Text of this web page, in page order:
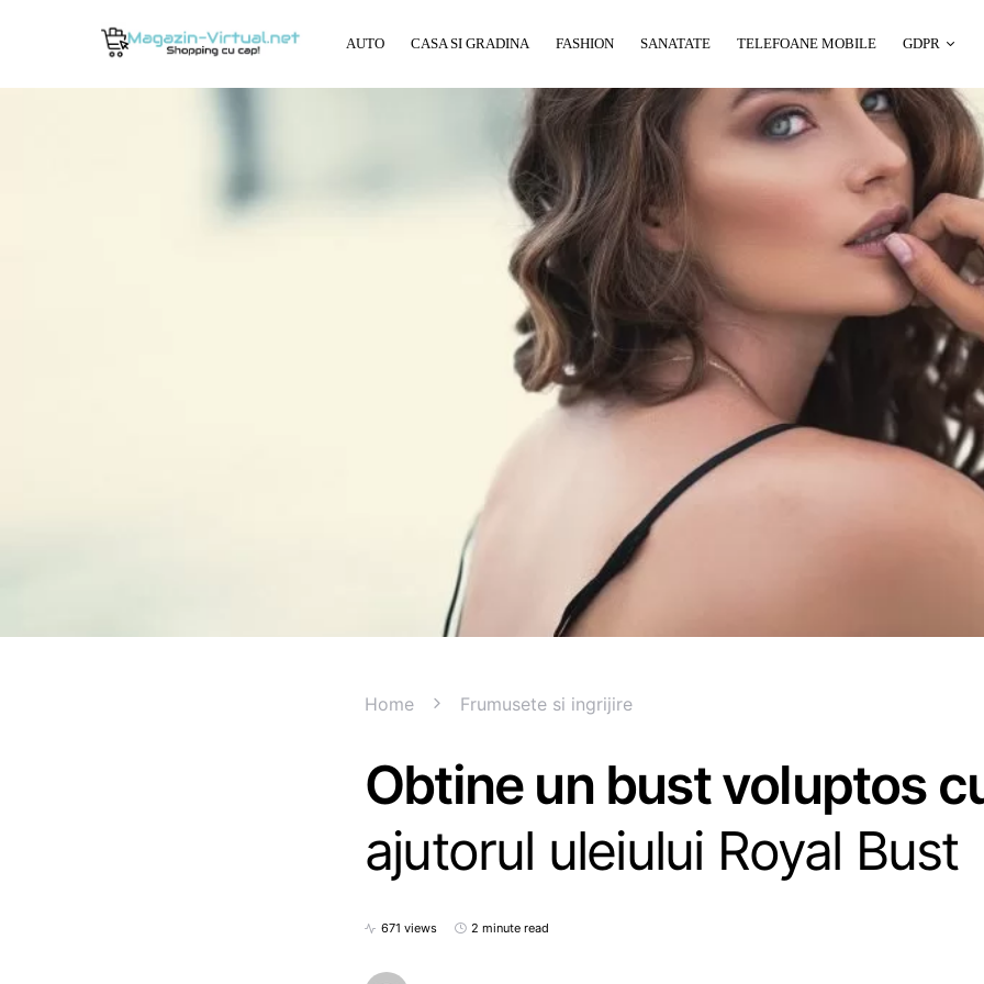
AUTO CASA SI GRADINA FASHION SANATATE TELEFOANE MOBILE GDPR
Home Frumusete si ingrijire
Obtine un bust voluptos
ajutorul uleiului Royal Bust
671 views 2 minute read